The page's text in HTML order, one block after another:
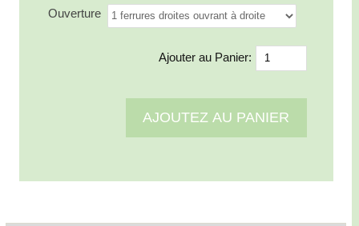
Ouverture
Ajouter au Panier: